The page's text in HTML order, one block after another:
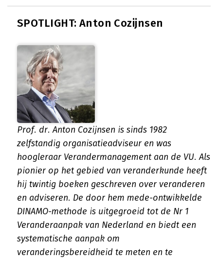
SPOTLIGHT: Anton Cozijnsen
Prof. dr. Anton Cozijnsen is sinds 1982
zelfstandig organisatieadviseur en was
hoogleraar Verandermanagement aan de VU. Als
pionier op het gebied van veranderkunde heeft
hij twintig boeken geschreven over veranderen
en adviseren. De door hem mede-ontwikkelde
DINAMO-methode is uitgegroeid tot de Nr 1
Veranderaanpak van Nederland en biedt een
systematische aanpak om
veranderingsbereidheid te meten en te